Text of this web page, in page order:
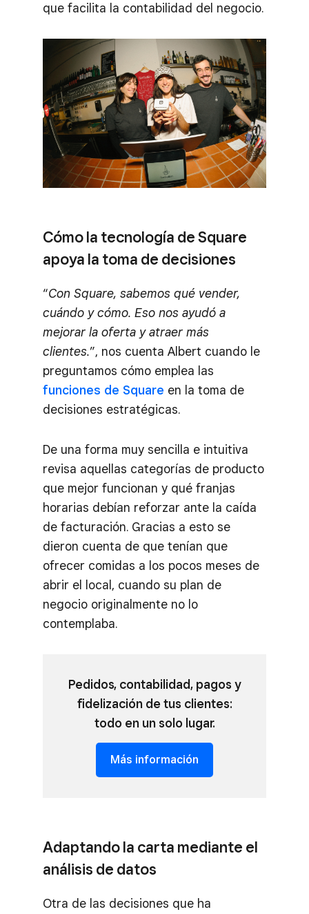
que facilita la contabilidad del negocio.
Cómo la tecnología de Square
apoya la toma de decisiones
“Con Square, sabemos qué vender,
cuándo y cómo. Eso nos ayudó a
mejorar la oferta y atraer más
clientes.”, nos cuenta Albert cuando le
preguntamos cómo emplea las
funciones de Square en la toma de
decisiones estratégicas.
De una forma muy sencilla e intuitiva
revisa aquellas categorías de producto
que mejor funcionan y qué franjas
horarias debían reforzar ante la caída
de facturación. Gracias a esto se
dieron cuenta de que tenían que
ofrecer comidas a los pocos meses de
abrir el local, cuando su plan de
negocio originalmente no lo
contemplaba.
Pedidos, contabilidad, pagos y
fidelización de tus clientes:
todo en un solo lugar.
Más información
Adaptando la carta mediante el
análisis de datos
Otra de las decisiones que ha